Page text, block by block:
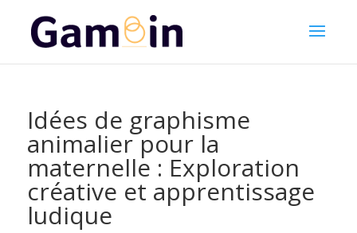
Idées de graphisme
animalier pour la
maternelle : Exploration
créative et apprentissage
ludique